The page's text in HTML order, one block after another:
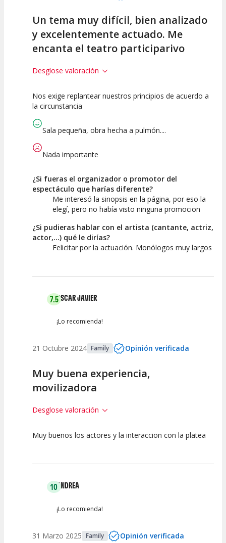
Un tema muy difícil, bien analizado
y excelentemente actuado. Me
encanta el teatro participarivo
Desglose valoración
10
Espectáculo
10
Escena
10
artística
Nos exige replantear nuestros principios de acuerdo a
la circunstancia
Sala pequeña, obra hecha a pulmón....
Nada importante
¿Si fueras el organizador o promotor del
espectáculo que harías diferente?
Me interesó la sinopsis en la página, por eso la
elegí, pero no había visto ninguna promocion
¿Si pudieras hablar con el artista (cantante, actriz,
actor,...) qué le dirías?
Felicitar por la actuación. Monólogos muy largos
7.5OSCAR JAVIER
¡Lo recomienda!
21 Octubre 2024 Family Opinión verificada
Muy buena experiencia,
movilizadora
Desglose valoración
7.5
Espectáculo
7.5
Escena
7.5
artística
Muy buenos los actores y la interaccion con la platea
10ANDREA
¡Lo recomienda!
31 Marzo 2025 Family Opinión verificada